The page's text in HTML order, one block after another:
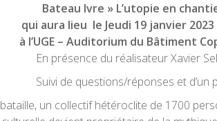
Bateau Ivre » L’utopie en
qui aura lieu le Jeudi 19 janvier 2023
à l’UGE – Auditorium du Bâtiment
En présence du réalisateur Xavier
Suivi de questions/réponses et d’un
un collectif hétéroclite de 1700